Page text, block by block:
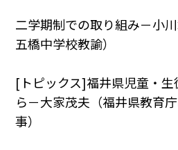
二学期制での取り組み－小
五橋中学校教諭）
[トピックス]福井県児童・
ら－大家茂夫（福井県教育
事）